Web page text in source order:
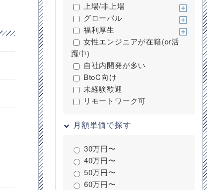
上場/非上場
グローバル
福利厚生
女性エンジニアが在籍(or活
躍中)
自社内開発が多い
BtoC向け
未経験歓迎
リモートワーク可
月額単価で探す
30万円〜
40万円〜
50万円〜
60万円〜